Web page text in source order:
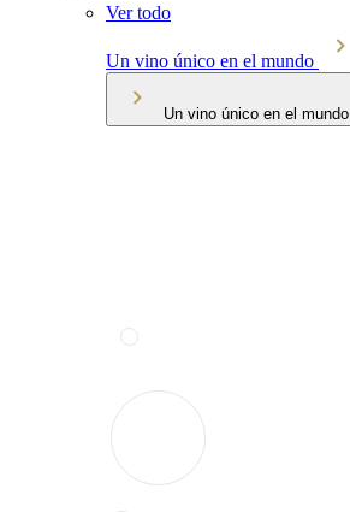
Ver todo
Un vino único en el mundo
Un vino único en el mundo